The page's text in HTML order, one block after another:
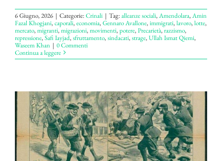
6 Giugno, 2026 | Categorie:Crinali | Tag:alleanze sociali,Amendolara,Amin
Fazal Khogjani,caporali,economia,Gennaro Avallone,immigrati,lavoro,lotte,
mercato,migranti,migrazioni,movimenti,potere,Precarietà,razzismo,
repressione,Safi Iayjad,sfruttamento,sindacati,strage,Ullah Ismat Qiemi,
Waseem Khan | 0 Commenti
Continua a leggere